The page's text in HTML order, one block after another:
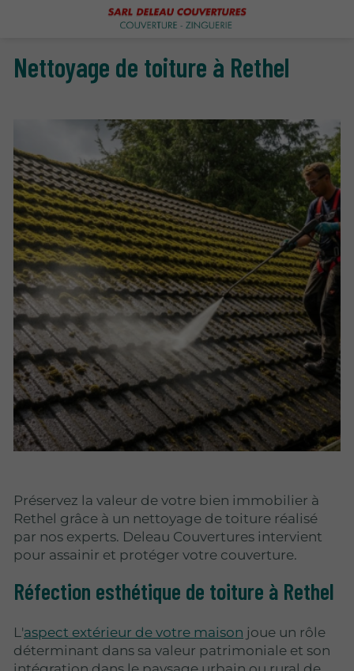
Nettoyage de toiture à Rethel
Préservez la valeur de votre bien immobilier à
Rethel grâce à un nettoyage de toiture réalisé
par nos experts. Deleau Couvertures intervient
pour assainir et protéger votre couverture.
Réfection esthétique de toiture à Rethel
L'aspect extérieur de votre maison joue un rôle
déterminant dans sa valeur patrimoniale et son